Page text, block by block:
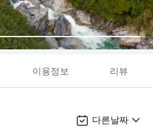
이용정보 리뷰
다른날짜